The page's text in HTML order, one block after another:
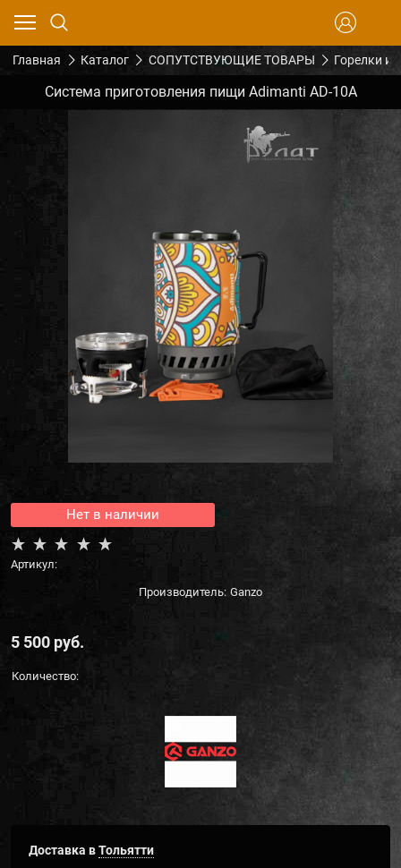
Главная Каталог СОПУТСТВУЮЩИЕ ТОВАРЫ Горелки и
Система приготовления пищи Adimanti AD-10A
Нет в наличии
Артикул:
Производитель: Ganzo
5 500 руб.
Количество:
Доставка вТольятти